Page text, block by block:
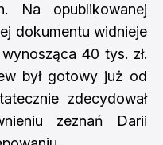
Na opublikowanej
dokumentu widnieje
40 tys. zł.
był gotowy już od
zdecydował
zeznań Darii